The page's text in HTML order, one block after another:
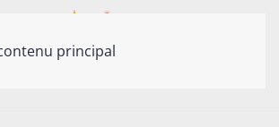
principal